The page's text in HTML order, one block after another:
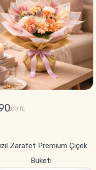
,00 TL
Zarafet Premium Çiçek
Buketi